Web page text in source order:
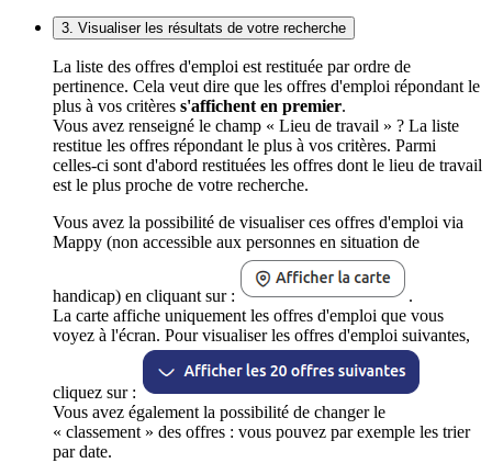
3. Visualiser les résultats de votre recherche
La liste des offres d'emploi est restituée par ordre de
pertinence. Cela veut dire que les offres d'emploi répondant le
plus à vos critères s'affichent en premier.
Vous avez renseigné le champ « Lieu de travail » ? La liste
restitue les offres répondant le plus à vos critères. Parmi
celles-ci sont d'abord restituées les offres dont le lieu de travail
est le plus proche de votre recherche.
Vous avez la possibilité de visualiser ces offres d'emploi via
Mappy (non accessible aux personnes en situation de
handicap) en cliquant sur :
.
La carte affiche uniquement les offres d'emploi que vous
voyez à l'écran. Pour visualiser les offres d'emploi suivantes,
cliquez sur :
Vous avez également la possibilité de changer le
« classement » des offres : vous pouvez par exemple les trier
par date.